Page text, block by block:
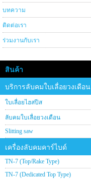
บทความ
ติดต่อเรา
ร่วมงานกับเรา
สินค้า
บริการลับคมใบเลื่อยวงเดือน
ใบเลื่อยไฮสปีส
ลับคมใบเลื่อยวงเดือน
Slitting saw
เครื่องลับคมคาร์ไบด์
TN-7 (Top/Rake Type)
TN-7 (Dedicated Top Type)